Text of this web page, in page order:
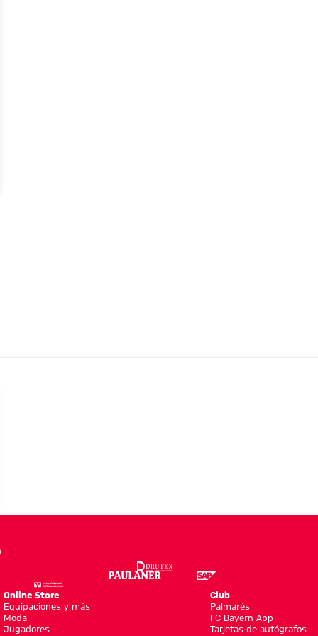
Online Store
Equipaciones y más
Moda
Jugadores
Club
Palmarés
FC Bayern App
Tarjetas de autógrafos